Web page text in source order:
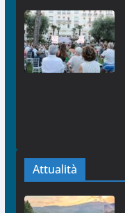
Attualità